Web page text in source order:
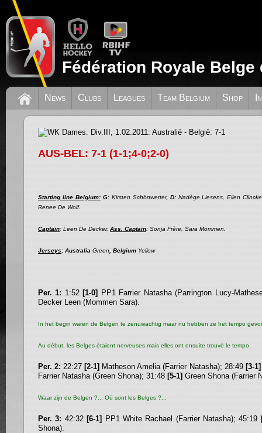
Fédération Royale
News Clubs Leagues Team Belgium Shop
WK Dames. Div.III, 1.02.2011:
AUS-BEL: 7-1 (1-1;4-0;2-0)
Starting line Belgium:G:Kirsten Schönwetter, D:Nadège Liesens, Ellen
Renee De Wolf.
Captain: Leen De Decker, Ass. Captain: Sonja Frère, Sara Mommen.
Jerseys: Australia Green , Belgium Yellow
Per. 1: 1:52[1-0]
PP1 Farrier Natasha (Parrington Lucy-
Decker Leen (Mommen Sara).
In het begin waren de Belgen te zenuwachtig maar nu hebben ze het tempo
Au début, les Belges étaient nerveuses mais elles ont ensuite trouvé le tempo.
Per. 2: 22:27 [2-1] Matheson Amelia (Farrier Natasha); 28:49 [3-1]
Farrier Natasha (Green Shona); 31:48 [5-1] Green Shona (Farrier
Waar zijn de Belgen ?... Où sont les Belges ?...
Per. 3: 42:32 [6-1] PP1 White Rachael (Farrier Natasha); 45:19
Shona).